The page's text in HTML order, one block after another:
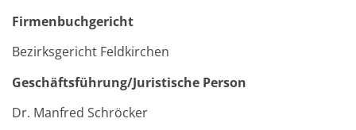
Firmenbuchgericht
Bezirksgericht Feldkirchen
Geschäftsführung/Juristische Person
Dr. Manfred Schröcker